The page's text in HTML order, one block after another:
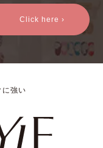
Click here ›
に強い